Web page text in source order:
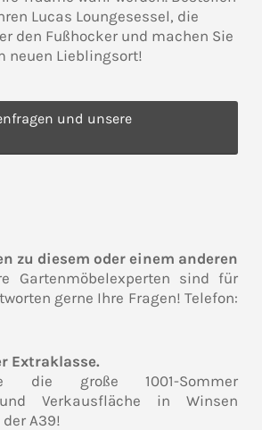
Lucas Loungesessel, die
den Fußhocker und machen Sie
neuen Lieblingsort!
und unsere
zu diesem oder einem anderen
Gartenmöbelexperten sind für
gerne Ihre Fragen! Telefon:
Extraklasse.
die große 1001-Sommer
Verkausfläche in Winsen
A39!